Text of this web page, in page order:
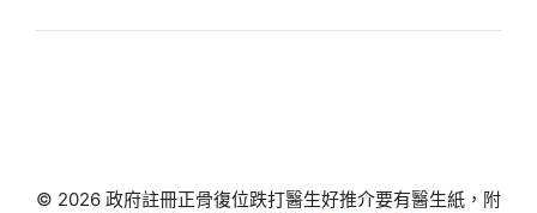
© 2026 政府註冊正骨復位跌打醫生好推介要有醫生紙，附